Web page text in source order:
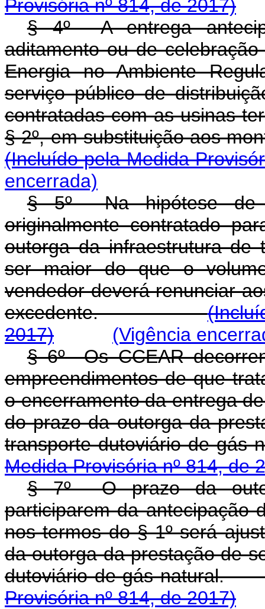
Provisória nº 814, de 2017)
§ 4º A entrega
aditamento ou de
Energia no Ambiente
serviço público de
contratadas com as usinas
§ 2º, em substituição
(Incluído pela Medida
encerrada)
§ 5º Na hipótese de
originalmente contratado
outorga da infraestrutura de
ser maior do que o
vendedor deverá renunciar
excedente.
2017)
(Vigência
§ 6º Os CCEAR
empreendimentos de que
o encerramento da entrega
do prazo da outorga da
transporte
Medida Provisória nº 814, de
§ 7º O prazo da
participarem da antecipação
nos termos do § 1º será
da outorga da prestação de
dutoviário de
Provisória nº 814, de 2017)